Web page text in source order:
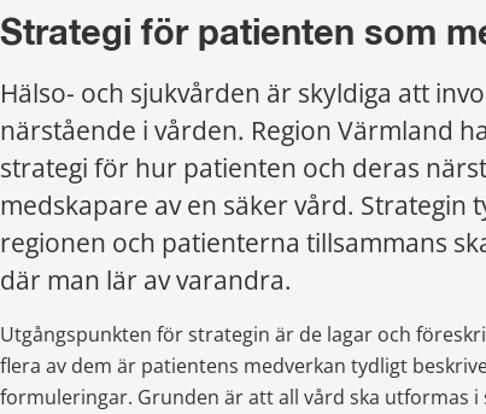
Strategi för patienten som
Hälso- och sjukvården är skyldiga att
närstående i vården. Region Värmland
strategi för hur patienten och deras
medskapare av en säker vård. Strategin
regionen och patienterna tillsammans
där man lär av varandra.
Utgångspunkten för strategin är de lagar och
flera av dem är patientens medverkan tydligt
formuleringar. Grunden är att all vård ska utformas